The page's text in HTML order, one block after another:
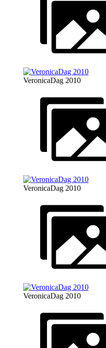
VeronicaDag 2010
VeronicaDag 2010
VeronicaDag 2010